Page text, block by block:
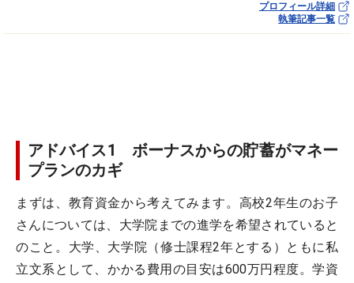
プロフィール詳細
執筆記事一覧
アドバイス1 ボーナスからの貯蓄がマネー
プランのカギ
まずは、教育資金から考えてみます。高校2年生のお子
さんについては、大学院までの進学を希望されていると
のこと。大学、大学院（修士課程2年とする）ともに私
立文系として、かかる費用の目安は600万円程度。学資